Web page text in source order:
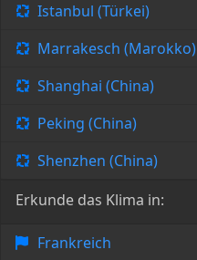
Istanbul (Türkei)
Marrakesch (Marokko)
Shanghai (China)
Peking (China)
Shenzhen (China)
Erkunde das Klima in:
Frankreich